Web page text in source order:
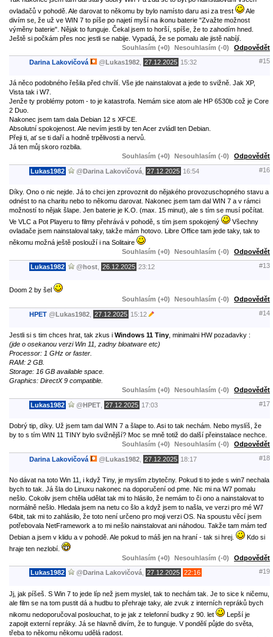
ovladačů v pohodě. Ale darovat to někomu by bylo namísto daru asi za trest
Ale
divím se, že už ve WIN 7 to píše po najetí myší na ikonu baterie "Zvažte možnost
výměny baterie". Nějak to funguje. Čekal jsem to horší, spíše, že to zahodím hned.
Ještě si počkám přes noc jestli se nabije. Vypadá, že se pomalu ale jistě nabíjí.
Souhlasím (+0)
Nesouhlasím (-0) Odpovědět
Darina Lakovičová @Lukas1982 27.12.2025 15:32 #15
Já něco podobného řešila před chvílí. Vše jde nainstalovat a jede to svižně. Jak XP,
Vista tak i W7.
Jenže ty problémy potom - to je katastrofa. Nemám sice atom ale HP 6530b což je Core
2 Duo.
Nakonec jsem tam dala Debian 12 s XFCE.
Absolutní spokojenost. Ale nevím jestli by ten Acer zvládl ten Debian.
Přeji ti, ať se ti daří a hodně trpělivosti a nervů.
Já ten můj skoro rozbila.
Souhlasím (+0)
Nesouhlasím (-0) Odpovědět
Lukas1982 @Darina Lakovičová 27.12.2025 16:54 #16
Díky. Ono o nic nejde. Já to chci jen zprovoznit do nějakého provozuschopného stavu a
odnést to na charitu nebo to někomu darovat. Nakonec jsem tam dal WIN 7 a v rámci
možností to nějak šlape. Jen baterie je K.O. (max. 15 minut), ale s tím se musí počítat.
Ve VLC a Pot Playeru to filmy přehrává v pohodě, s tím jsem spokojený
Všechny
ovladače jsem nainstaloval taky, takže mám hotovo. Libre Office tam jede taky, tak to
někomu možná ještě poslouží i na Solitaire
Souhlasím (+0)
Nesouhlasím (-0) Odpovědět
Lukas1982 @host 26.12.2025 23:12 #13
Doom 2 by šel
Souhlasím (+0)
Nesouhlasím (-0) Odpovědět
HPET @Lukas1982 27.12.2025 15:12 #14
Jestli si s tim chces hrat, tak zkus i Windows 11 Tiny , minimalni HW pozadavky :
(jde o osekanou verzi Win 11, zadny bloatware etc)
Processor: 1 GHz or faster.
RAM: 2 GB.
Storage: 16 GB available space.
Graphics: DirectX 9 compatible.
Souhlasím (+0)
Nesouhlasím (-0) Odpovědět
Lukas1982 @HPET 27.12.2025 17:03 #17
Dobrý tip, díky. Už jsem tam dal WIN 7 a šlape to. Asi to tak nechám. Nebo myslíš, že
by to s tím WIN 11 TINY bylo svižnější? Moc se mně totiž do další přeinstalace nechce.
Souhlasím (+0)
Nesouhlasím (-0) Odpovědět
Darina Lakovičová @Lukas1982 27.12.2025 18:17 #18
No dávat na toto Win 11, i když Tiny, je myslím zbytečny. Pokud ti to jede s win7 nechala
bych to tak. Já šla do Linuxu nakonec na doporučení od pme. Nic mi na W7 pomalu
nešlo. Cokoliv jsem chtěla udělat tak mi to hlásilo, že nemám to či ono a nainstalovat to
normálně nešlo. Hledala jsem na netu co šlo a když jsem to našla, ve verzi pro mé W7
64bit, tak mi to zahlásilo, že toto není určeno pro moji verzi OS. Na spoustu věcí jsem
potřebovala NetFramework a to mi nešlo nainstalovat ani náhodou. Takže tam mám teď
Debian a jsem v klidu a v pohodě. Ale pokud to máš jen na hraní - tak si hrej.
Kdo si
hraje ten nezlobí.
Souhlasím (+0)
Nesouhlasím (-0) Odpovědět
Lukas1982 @ Darina Lakovičová, 27.12.2025 22:16 #19
Jj, jak píšeš. S Win 7 to jede líp než jsem myslel, tak to nechám tak. Je to sice k ničemu,
ale film se na tom pustit dá a hudbu to přehraje taky, ale zvuk z interních repráků bych
nikomu nedoporučoval poslouchat, to je jak z telefonní budky z 90. let
Lepší je
zapojit externí repráky. Já se hlavně divím, že to funguje. V pondělí půjde do světa,
třeba to někomu někomu udělá radost.